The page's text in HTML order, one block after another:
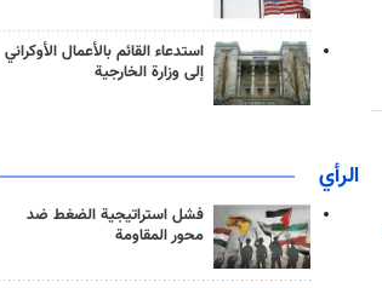
استدعاء القائم بالأعمال الأوكراني
إلى وزارة الخارجية
الرأي
فشل استراتيجية الضغط ضد
محور المقاومة